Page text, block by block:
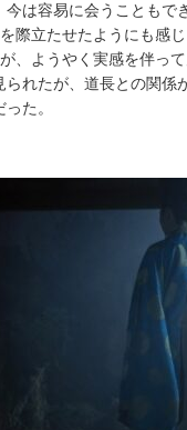
は容易に会うこともで
際立たせたようにも感
、ようやく実感を伴っ
られたが、道長との関
た。